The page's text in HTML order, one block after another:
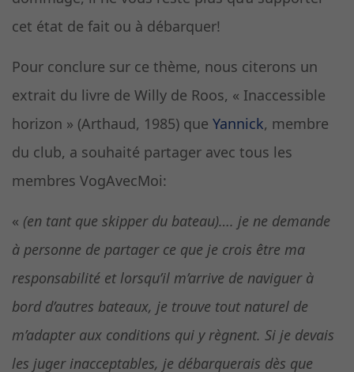
cet état de fait ou à débarquer!
Pour conclure sur ce thème, nous citerons un
extrait du livre de Willy de Roos, « Inaccessible
horizon » (Arthaud, 1985) que Yannick, membre
du club, a souhaité partager avec tous les
membres VogAvecMoi:
« (en tant que skipper du bateau)…. je ne demande
à personne de partager ce que je crois être ma
responsabilité et lorsqu’il m’arrive de naviguer à
bord d’autres bateaux, je trouve tout naturel de
m’adapter aux conditions qui y règnent. Si je devais
les juger inacceptables, je débarquerais dès que